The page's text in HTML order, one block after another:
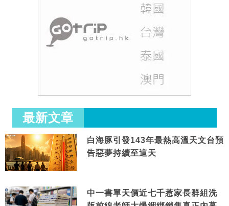
最新文章
白海豚引發143年最熱高溫天文台預
告惡夢持續至這天
中一書單天價近七千惹家長群組洗